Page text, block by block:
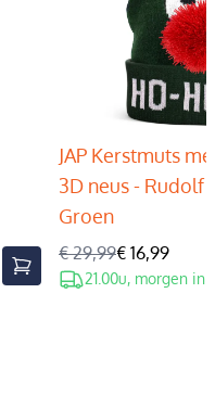
JAP Kerstmuts
3D neus - Rudolf
Groen
€ 29,99€ 16,99
21.00u, morgen in